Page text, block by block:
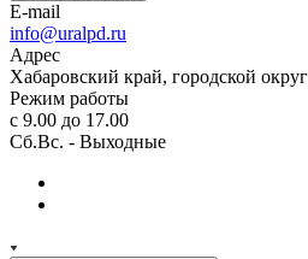
E-mail
info@uralpd.ru
Адрес
Хабаровский край, городской
Режим работы
с 9.00 до 17.00
Сб.Вс. - Выходные